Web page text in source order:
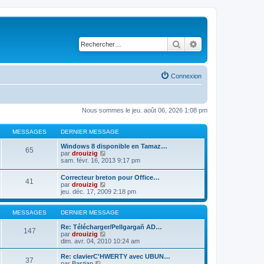
Rechercher
Connexion
Nous sommes le jeu. août 06, 2026 1:08 pm
MESSAGES DERNIER MESSAGE
65
Windows 8 disponible en Tamaz…
par drouizig
o
u
l
t
e
r
l
d
e
r
n
i
sam. févr. 16, 2013 9:17 pm
41
Correcteur breton pour Office…
par drouizig
o
n
s
u
l
t
r
l
e
jeu. déc. 17, 2009 2:18 pm
MESSAGES DERNIER MESSAGE
147
Re: Télécharger/Pellgargañ AD…
par drouizig
o
n
s
dim. avr. 04, 2010 10:24 am
37
Re: clavierC'HWERTY avec UBUN…